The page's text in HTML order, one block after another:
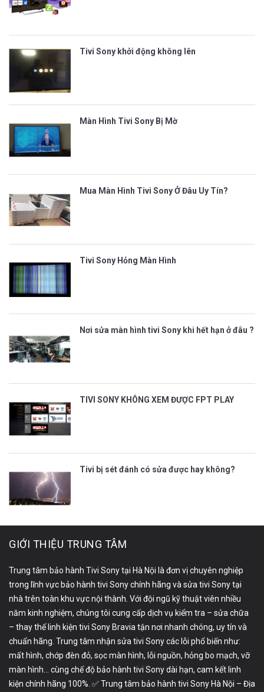
Tivi Sony khởi động không lên
Màn Hình Tivi Sony Bị Mờ
Mua Màn Hình Tivi Sony Ở Đâu Uy Tín?
Tivi Sony Hỏng Màn Hình
Nơi sửa màn hình tivi Sony khi hết hạn ở đâu ?
TIVI SONY KHÔNG XEM ĐƯỢC FPT PLAY
Tivi bị sét đánh có sửa được hay không?
GIỚI THIỆU TRUNG TÂM
Trung tâm bảo hành Tivi Sony tại Hà Nội là đơn vị chuyên nghiệp
trong lĩnh vực bảo hành tivi Sony chính hãng và sửa tivi Sony tại
nhà trên toàn khu vực nội thành. Với đội ngũ kỹ thuật viên nhiều
năm kinh nghiệm, chúng tôi cung cấp dịch vụ kiểm tra – sửa chữa
– thay thế linh kiện tivi Sony Bravia tận nơi nhanh chóng, uy tín và
chuẩn hãng. Trung tâm nhận sửa tivi Sony các lỗi phổ biến như:
mất hình, chớp đèn đỏ, sọc màn hình, lỗi nguồn, hỏng bo mạch, vỡ
màn hình… cùng chế độ bảo hành tivi Sony dài hạn, cam kết linh
kiện chính hãng 100%. ✅ Trung tâm bảo hành tivi Sony Hà Nội – Địa